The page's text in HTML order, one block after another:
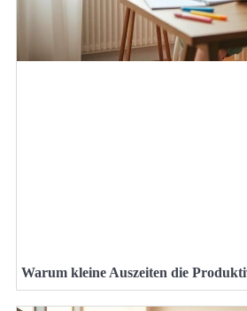
Warum kleine Auszeiten die